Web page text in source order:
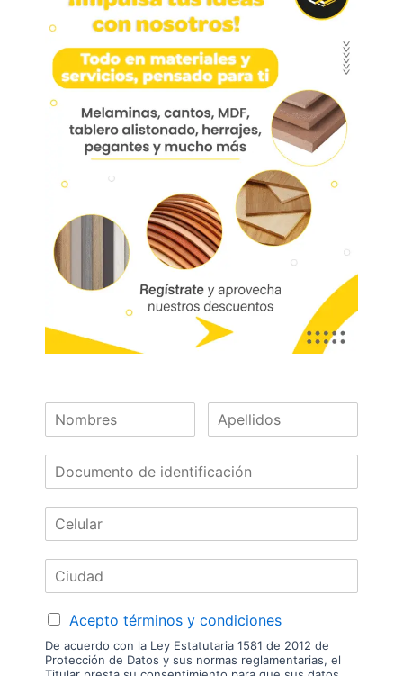
Riel Full Ext. Liviano Galv.
50cm Hre220-50
HRE220-50 Riel extensión total carga
liviana 500 mm acero zincado
Deslizamiento suave y silencioso
Resiste más de 25.000 ciclos con una
carga de 20 kg
Mobile
Código:
HRE220-50
despachamos tableros en la zona urbana de las ciudades donde
tenemos sucursal. Disponibilidad de mercancía sujeta a verificación de
inventario. Precio sujeto a cambios sin previo aviso.
Nuestras
Marcas
Acepto términos y condiciones
De acuerdo con la Ley Estatutaria 1581 de 2012 de
Protección de Datos y sus normas reglamentarias, el